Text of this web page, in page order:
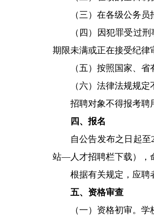
（三）在各级公务
（四）因犯罪受过
期限未满或正在接受纪律
（五）按照国家、
（六）法律法规规
招聘对象不得报考聘
四、报名
自公告发布之日起
站—人才招聘栏下载），
根据有关规定，应聘
五、资格审查
（一）资格初审。